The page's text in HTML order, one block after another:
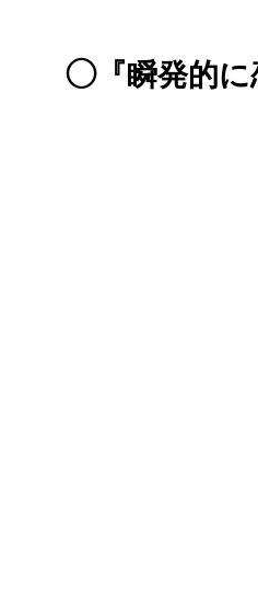
◯『瞬発的に